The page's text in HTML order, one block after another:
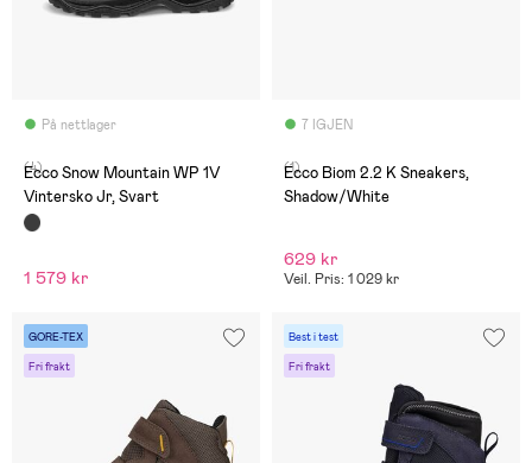
På nettlager
(4)
Ecco Snow Mountain WP 1V
Vintersko Jr, Svart
1 579 kr
7 IGJEN
(1)
Ecco Biom 2.2 K Sneakers,
Shadow/White
629 kr
Veil. Pris: 1 029 kr
GORE-TEX
Fri frakt
Best i test
Fri frakt